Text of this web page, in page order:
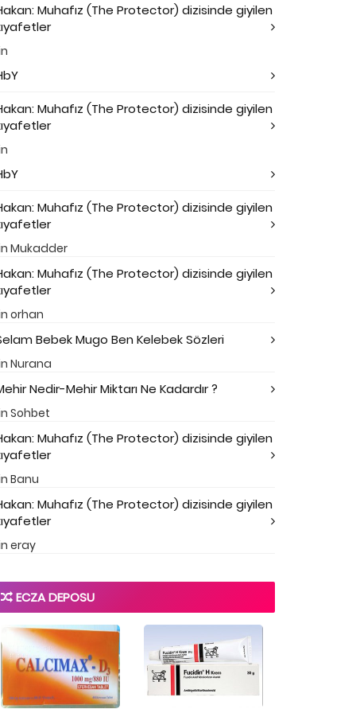
Muhafız (The Protector) dizisinde giyilen
Muhafız (The Protector) dizisinde giyilen
Muhafız (The Protector) dizisinde giyilen
Mukadder
Muhafız (The Protector) dizisinde giyilen
orhan
Bebek Mugo Ben Kelebek Sözleri
Nurana
Nedir-Mehir Miktarı Ne Kadardır ?
Sohbet
Muhafız (The Protector) dizisinde giyilen
Banu
Muhafız (The Protector) dizisinde giyilen
eray
ECZA DEPOSU